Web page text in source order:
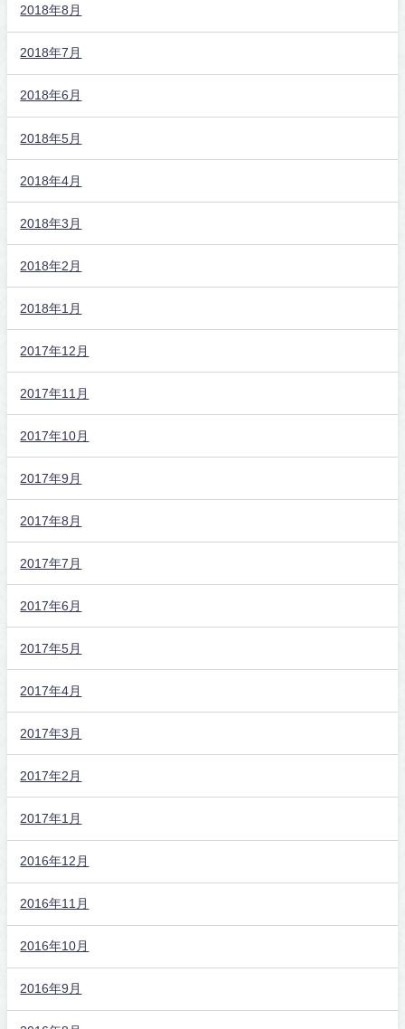
2018年8月
2018年7月
2018年6月
2018年5月
2018年4月
2018年3月
2018年2月
2018年1月
2017年12月
2017年11月
2017年10月
2017年9月
2017年8月
2017年7月
2017年6月
2017年5月
2017年4月
2017年3月
2017年2月
2017年1月
2016年12月
2016年11月
2016年10月
2016年9月